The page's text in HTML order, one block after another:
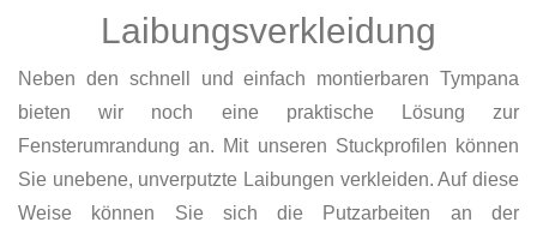
Laibungsverkleidung
Neben den schnell und einfach montierbaren Tympana
bieten wir noch eine praktische Lösung zur
Fensterumrandung an. Mit unseren Stuckprofilen können
Sie unebene, unverputzte Laibungen verkleiden. Auf diese
Weise können Sie sich die Putzarbeiten an der